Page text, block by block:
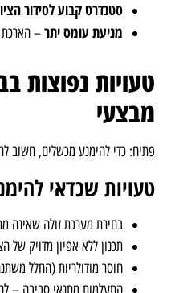
סטנדרט קבוע לסידור
מניעת עומס יתר– הארכת
טעויות נפוצות
מבצעי
פתיח: כדי להימנע מכשלים, חשוב
טעויות שכדאי
בחירת מערכת זולה שאינה
תכנון ללא אפיון מדויק של
חוסר מודולריות (החלל